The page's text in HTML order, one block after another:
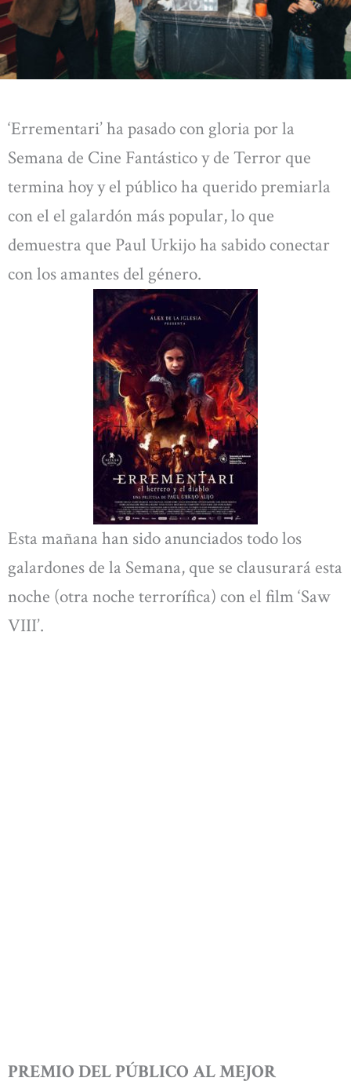
‘Errementari’ ha pasado con gloria por la
Semana de Cine Fantástico y de Terror que
termina hoy y el público ha querido premiarla
con el el galardón más popular, lo que
demuestra que Paul Urkijo ha sabido conectar
con los amantes del género.
Esta mañana han sido anunciados todo los
galardones de la Semana, que se clausurará esta
noche (otra noche terrorífica) con el film ‘Saw
VIII’.
PREMIO DEL PÚBLICO AL MEJOR